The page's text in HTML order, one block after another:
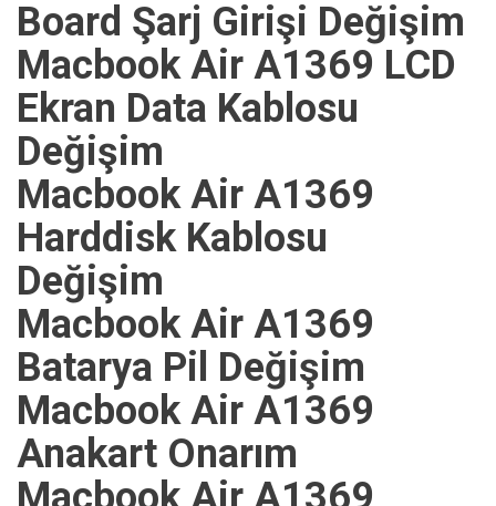
Board Şarj Girişi Değişim
Macbook Air A1369 LCD
Ekran Data Kablosu
Değişim
Macbook Air A1369
Harddisk Kablosu
Değişim
Macbook Air A1369
Batarya Pil Değişim
Macbook Air A1369
Anakart Onarım
Macbook Air A1369